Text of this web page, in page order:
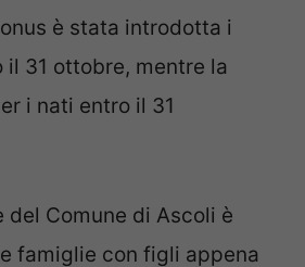
è stata introdotta i
il 31 ottobre, mentre la
i nati entro il 31
del Comune di Ascoli è
famiglie con figli appena